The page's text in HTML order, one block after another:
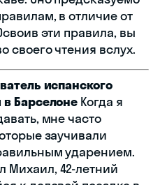
в отличие от
эти правила, вы
своего чтения вслух.
испанского
Барселоне Когда я
мне часто
заучивали
ударением.
42-летний